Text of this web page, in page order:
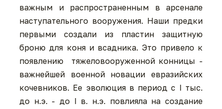
важным и распространенным в арсенале
наступательного вооружения. Наши предки
первыми создали из пластин защитную
броню для коня и всадника. Это привело к
появлению тяжеловооруженной конницы -
важнейшей военной новации евразийских
кочевников. Ее эволюция в период с I тыс.
до н.э. - до I в. н.э. повлияла на создание